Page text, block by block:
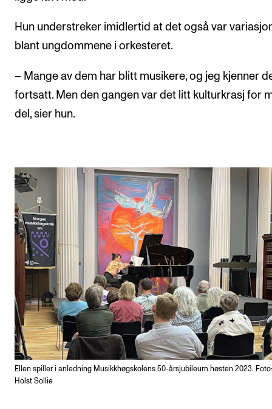
Hun understreker imidlertid at det også var
blant ungdommene i orkesteret.
– Mange av dem har blitt musikere, og jeg kjenner
fortsatt. Men den gangen var det litt kulturkrasj for
del, sier hun.
Ellen spiller i anledning Musikkhøgskolens 50-årsjubileum høsten 2023.
Holst Sollie